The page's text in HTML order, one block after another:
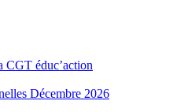
CGT éduc’action
Décembre 2026